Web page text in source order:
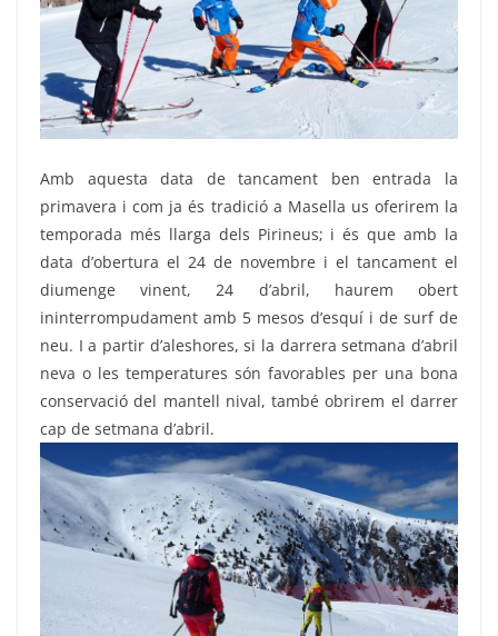
Amb aquesta data de tancament ben entrada la
primavera i com ja és tradició a Masella us oferirem la
temporada més llarga dels Pirineus; i és que amb la
data d’obertura el 24 de novembre i el tancament el
diumenge vinent, 24 d’abril, haurem obert
ininterrompudament amb 5 mesos d’esquí i de surf de
neu. I a partir d’aleshores, si la darrera setmana d’abril
neva o les temperatures són favorables per una bona
conservació del mantell nival, també obrirem el darrer
cap de setmana d’abril.